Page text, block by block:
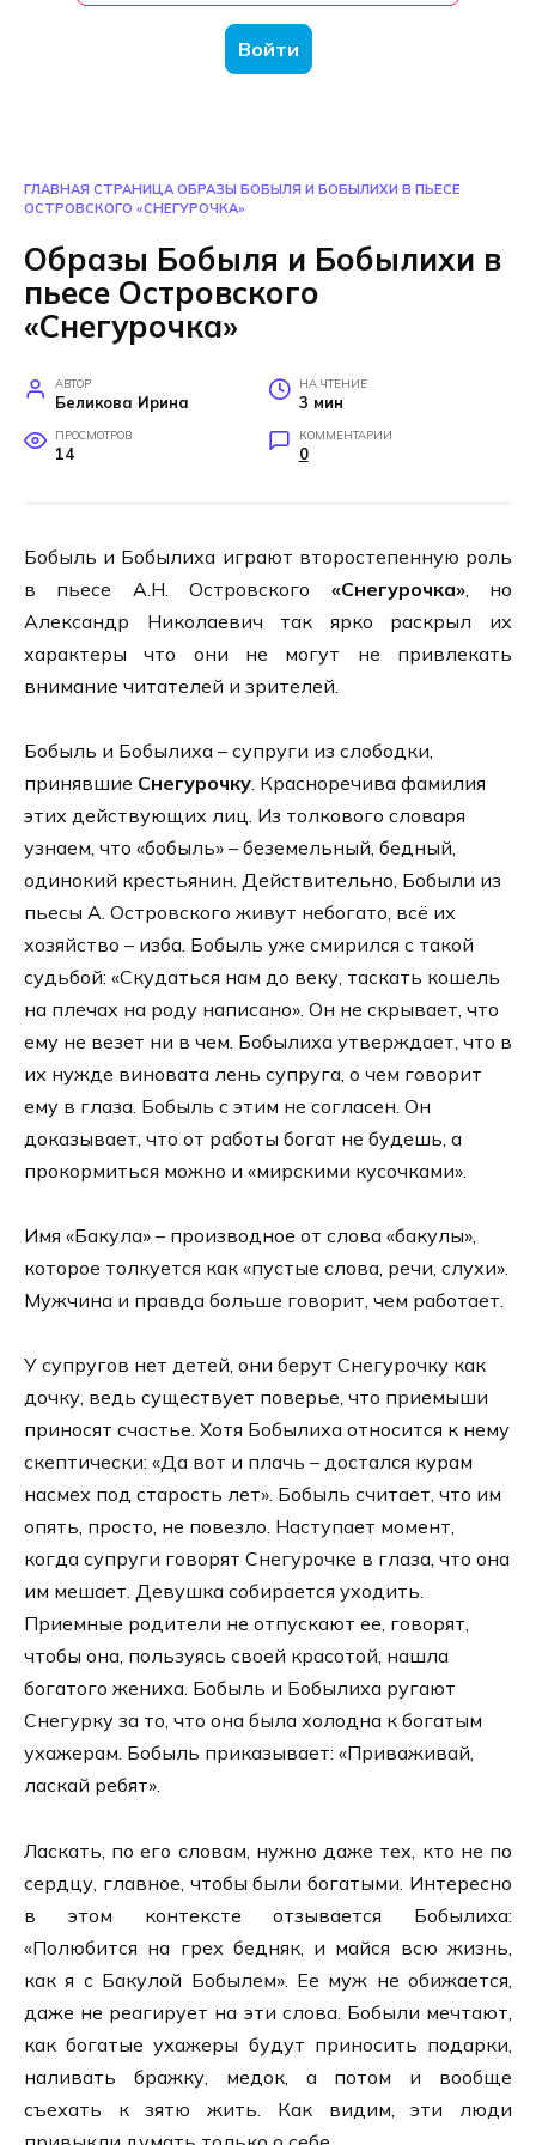
Войти
ГЛАВНАЯ СТРАНИЦА ОБРАЗЫ БОБЫЛЯ И БОБЫЛИХИ В ПЬЕСЕ
ОСТРОВСКОГО «СНЕГУРОЧКА»
Образы Бобыля и Бобылихи в
пьесе Островского
«Снегурочка»
АВТОР
Беликова Ирина
НА ЧТЕНИЕ
3 мин
ПРОСМОТРОВ
14
КОММЕНТАРИИ
0
Бобыль и Бобылиха играют второстепенную роль
в пьесе А.Н. Островского «Снегурочка», но
Александр Николаевич так ярко раскрыл их
характеры что они не могут не привлекать
внимание читателей и зрителей.
Бобыль и Бобылиха – супруги из слободки,
принявшие Снегурочку . Красноречива фамилия
этих действующих лиц. Из толкового словаря
узнаем, что «бобыль» – беземельный, бедный,
одинокий крестьянин. Действительно, Бобыли из
пьесы А. Островского живут небогато, всё их
хозяйство – изба. Бобыль уже смирился с такой
судьбой: «Скудаться нам до веку, таскать кошель
на плечах на роду написано». Он не скрывает, что
ему не везет ни в чем. Бобылиха утверждает, что в
их нужде виновата лень супруга, о чем говорит
ему в глаза. Бобыль с этим не согласен. Он
доказывает, что от работы богат не будешь, а
прокормиться можно и «мирскими кусочками».
Имя «Бакула» – производное от слова «бакулы»,
которое толкуется как «пустые слова, речи, слухи».
Мужчина и правда больше говорит, чем работает.
У супругов нет детей, они берут Снегурочку как
дочку, ведь существует поверье, что приемыши
приносят счастье. Хотя Бобылиха относится к нему
скептически: «Да вот и плачь – достался курам
насмех под старость лет». Бобыль считает, что им
опять, просто, не повезло. Наступает момент,
когда супруги говорят Снегурочке в глаза, что она
им мешает. Девушка собирается уходить.
Приемные родители не отпускают ее, говорят,
чтобы она, пользуясь своей красотой, нашла
богатого жениха. Бобыль и Бобылиха ругают
Снегурку за то, что она была холодна к богатым
ухажерам. Бобыль приказывает: «Приваживай,
ласкай ребят».
Ласкать, по его словам, нужно даже тех, кто не по
сердцу, главное, чтобы были богатыми. Интересно
в этом контексте отзывается Бобылиха:
«Полюбится на грех бедняк, и майся всю жизнь,
как я с Бакулой Бобылем». Ее муж не обижается,
даже не реагирует на эти слова. Бобыли мечтают,
как богатые ухажеры будут приносить подарки,
наливать бражку, медок, а потом и вообще
съехать к зятю жить. Как видим, эти люди